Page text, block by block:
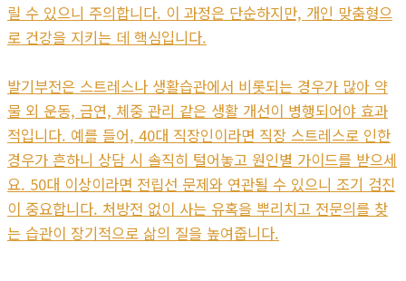
릴 수 있으니 주의합니다. 이 과정은 단순하지만, 개인 맞춤형으
로 건강을 지키는 데 핵심입니다.
발기부전은 스트레스나 생활습관에서 비롯되는 경우가 많아 약
물 외 운동, 금연, 체중 관리 같은 생활 개선이 병행되어야 효과
적입니다. 예를 들어, 40대 직장인이라면 직장 스트레스로 인한
경우가 흔하니 상담 시 솔직히 털어놓고 원인별 가이드를 받으세
요. 50대 이상이라면 전립선 문제와 연관될 수 있으니 조기 검진
이 중요합니다. 처방전 없이 사는 유혹을 뿌리치고 전문의를 찾
는 습관이 장기적으로 삶의 질을 높여줍니다.